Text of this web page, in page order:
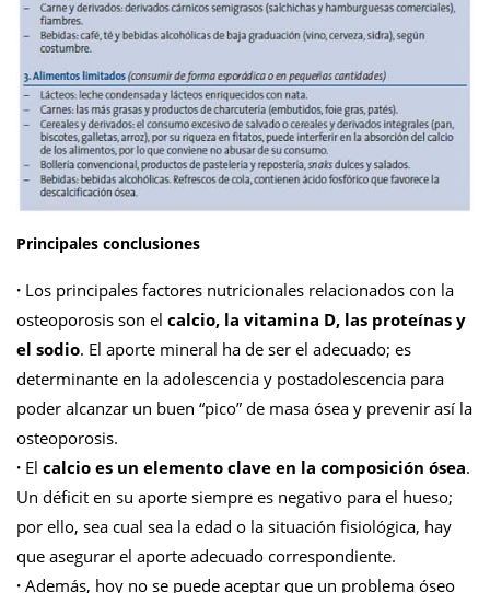
Principales conclusiones
· Los principales factores nutricionales relacionados con la
osteoporosis son el calcio, la vitamina D, las proteínas y
el sodio. El aporte mineral ha de ser el adecuado; es
determinante en la adolescencia y postadolescencia para
poder alcanzar un buen “pico” de masa ósea y prevenir así la
osteoporosis.
· El calcio es un elemento clave en la composición ósea.
Un déficit en su aporte siempre es negativo para el hueso;
por ello, sea cual sea la edad o la situación fisiológica, hay
que asegurar el aporte adecuado correspondiente.
· Además, hoy no se puede aceptar que un problema óseo